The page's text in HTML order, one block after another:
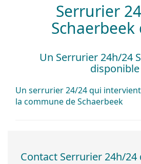
Serrurier
Schaerbeek
Un Serrurier 24h/24
disponible
Un serrurier 24/24qui intervient
la commune deSchaerbeek
Contact Serrurier 24h/24